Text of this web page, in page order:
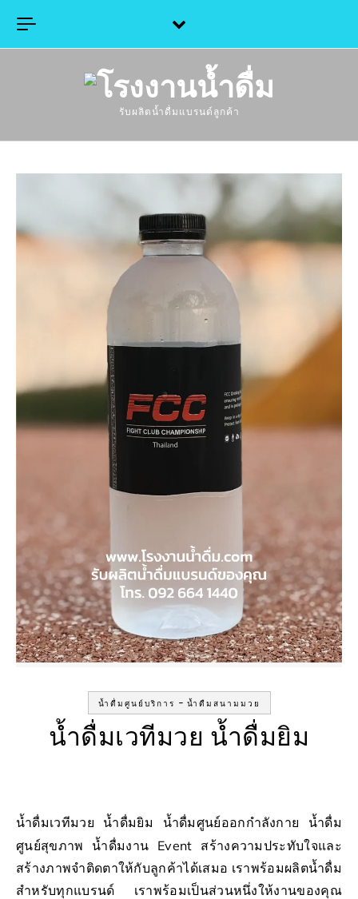
รับผลิตน้ำดื่มแบรนด์ลูกค้า
น้ำดื่มศูนย์บริการ - น้ำดืมสนามมวย
น้ำดื่มเวทีมวย น้ำดื่มยิม
น้ำดื่มเวทีมวย น้ำดื่มยิม น้ำดื่มศูนย์ออกกำลังกาย น้ำดื่ม
ศูนย์สุขภาพ น้ำดื่มงาน Event สร้างความประทับใจและ
สร้างภาพจำติดตาให้กับลูกค้าได้เสมอ เราพร้อมผลิตน้ำดื่ม
สำหรับทุกแบรนด์ เราพร้อมเป็นส่วนหนึ่งให้งานของคุณ